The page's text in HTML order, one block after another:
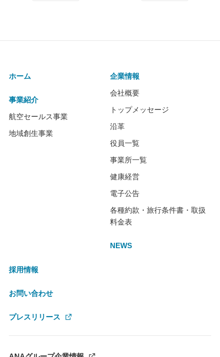
ホーム
事業紹介
航空セールス事業
地域創生事業
企業情報
会社概要
トップメッセージ
沿革
役員一覧
事業所一覧
健康経営
電子公告
各種約款・旅行条件書・取扱
料金表
NEWS
採用情報
お問い合わせ
プレスリリース